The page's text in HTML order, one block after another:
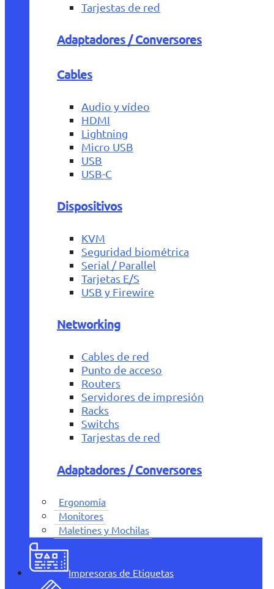
Tarjestas de red
Adaptadores / Conversores
Cables
Audio y vídeo
HDMI
Lightning
Micro USB
USB
USB-C
Dispositivos
KVM
Seguridad biométrica
Serial / Parallel
Tarjetas E/S
USB y Firewire
Networking
Cables de red
Punto de acceso
Routers
Servidores de impresión
Racks
Switchs
Tarjestas de red
Adaptadores / Conversores
Ergonomía
Monitores
Maletines y Mochilas
Impresoras de Etiquetas